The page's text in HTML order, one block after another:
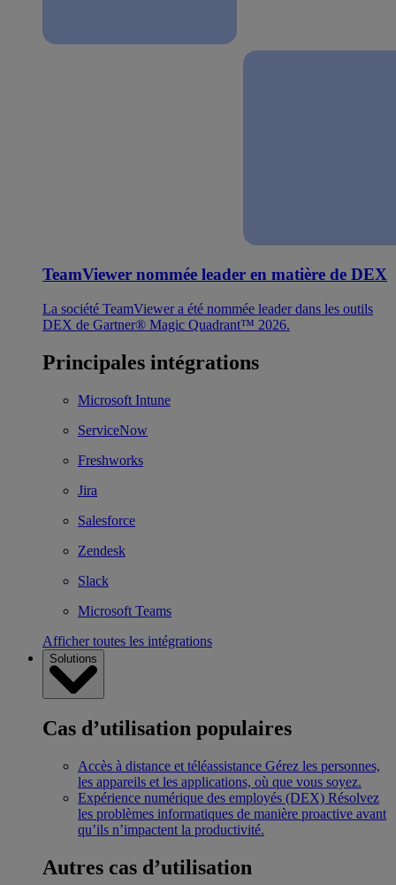
TeamViewer nommée leader en matière de DEX
La société TeamViewer a été nommée leader dans les outils
DEX de Gartner® Magic Quadrant™ 2026.
Principales intégrations
Microsoft Intune
ServiceNow
Freshworks
Jira
Salesforce
Zendesk
Slack
Microsoft Teams
Afficher toutes les intégrations
Solutions
Cas d’utilisation populaires
Accès à distance et téléassistance Gérez les personnes,
les appareils et les applications, où que vous soyez.
Expérience numérique des employés (DEX) Résolvez
les problèmes informatiques de manière proactive avant
qu’ils n’impactent la productivité.
Autres cas d’utilisation